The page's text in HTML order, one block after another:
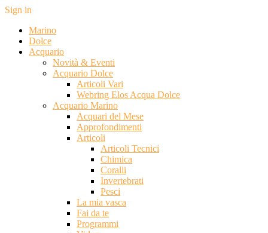
Sign in
Marino
Dolce
Acquario
Novità & Eventi
Acquario Dolce
Articoli Vari
Webring Elos Acqua Dolce
Acquario Marino
Acquari del Mese
Approfondimenti
Articoli
Articoli Tecnici
Chimica
Coralli
Invertebrati
Pesci
La mia vasca
Fai da te
Programmi